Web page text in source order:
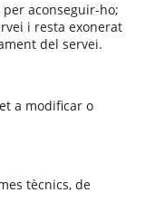
aconseguir-ho;
i resta exonerat
del servei.
a modificar o
tècnics, de